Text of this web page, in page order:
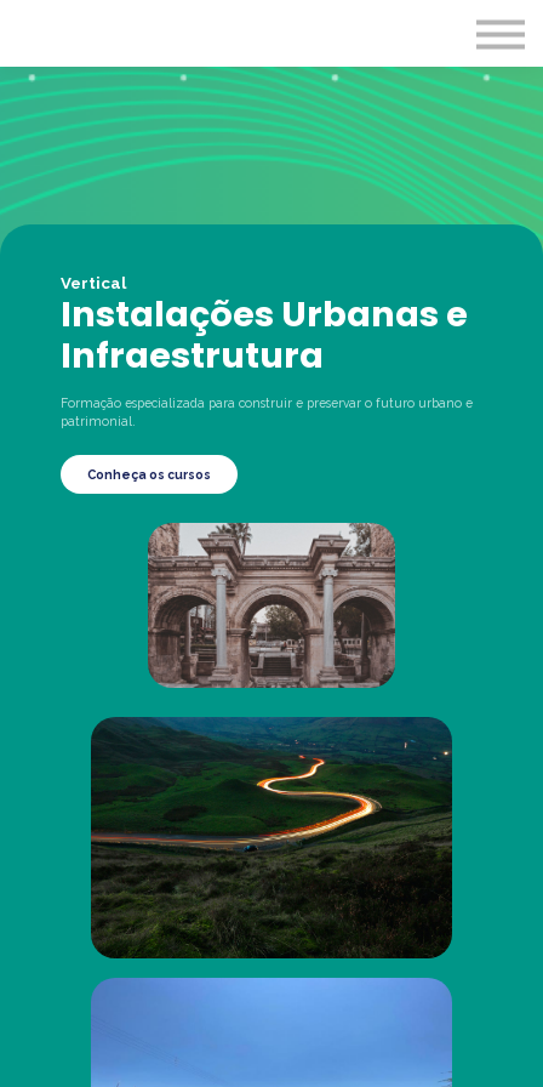
Cursos
Entrar
Vertical
Instalações Urbanas e
Infraestrutura
Formação especializada para construir e preservar o futuro urbano e
patrimonial.
Conheça os cursos